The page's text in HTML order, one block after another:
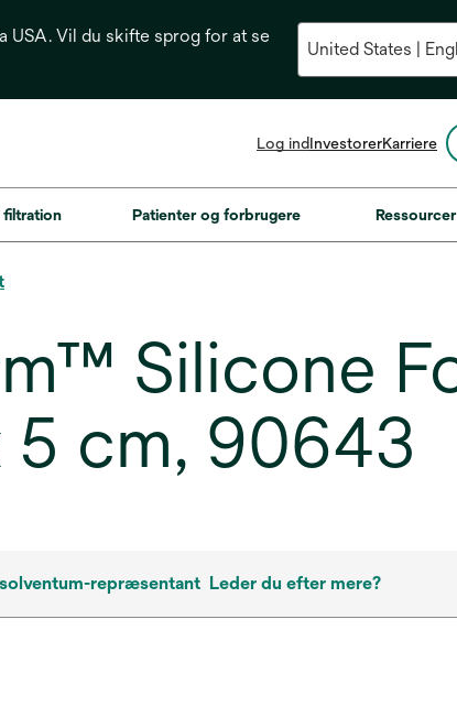
USA. Vil du skifte sprog for at se
Log indInvestoreropens
a
new
Karriere
filtration Patienter og forbrugere Ressourcer
Silicone
5 cm, 90643
repræsentant Leder du efter mere?